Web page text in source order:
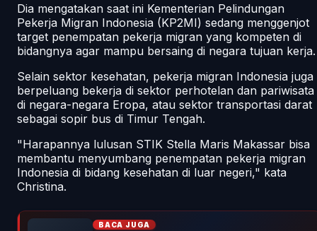
Dia mengatakan saat ini Kementerian Pelindungan
Pekerja Migran Indonesia (KP2MI) sedang menggenjot
target penempatan pekerja migran yang kompeten di
bidangnya agar mampu bersaing di negara tujuan kerja.
Selain sektor kesehatan, pekerja migran Indonesia juga
berpeluang bekerja di sektor perhotelan dan pariwisata
di negara-negara Eropa, atau sektor transportasi darat
sebagai sopir bus di Timur Tengah.
"Harapannya lulusan STIK Stella Maris Makassar bisa
membantu menyumbang penempatan pekerja migran
Indonesia di bidang kesehatan di luar negeri," kata
Christina.
BACA JUGA